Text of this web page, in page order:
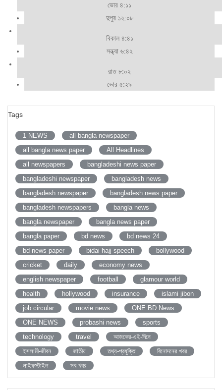
ভোর ৪:১১
দুপুর ১২:০৮
বিকাল ৪:৪১
সন্ধ্যা ৬:৪২
রাত ৮:০২
ভোর ৫:২৯
Tags
1 NEWS
all bangla newspaper
all bangla news paper
All Headlines
all newspapers
bangladeshi news paper
bangladeshi newspaper
bangladesh news
bangladesh newspaper
bangladesh news paper
bangladesh newspapers
bangla news
bangla newspaper
bangla news paper
bangla paper
bd news
bd news 24
bd news paper
bidai hajj speech
bollywood
cricket
daily
economy news
english newspaper
football
glamour world
health
hollywood insurance
islami jibon
job circular
movie news
ONE BD News
ONE NEWS
probashi news
sports
technology
travel
আজকের-এই-দিনে
ইসলামী-জীবন
জাতীয় তথ্য-প্রযুক্তি
বিনোদনের খবর
লাইফস্টাইল
সব খবর